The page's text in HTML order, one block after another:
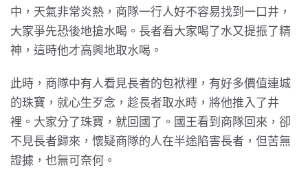
中，天氣非常炎熱，商隊一行人好不容易找到一口井，
大家爭先恐後地搶水喝。長者看大家喝了水又提振了精
神，這時他才高興地取水喝。
此時，商隊中有人看見長者的包袱裡，有好多價值連城
的珠寶，就心生歹念，趁長者取水時，將他推入了井
裡。大家分了珠寶，就回國了。國王看到商隊回來，卻
不見長者歸來，懷疑商隊的人在半途陷害長者，但苦無
證據，也無可奈何。